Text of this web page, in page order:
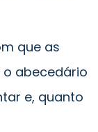
que as
o abecedário
e, quanto